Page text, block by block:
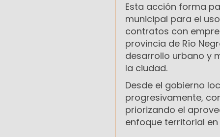
Esta acción forma
municipal para el
contratos con
provincia de Río
desarrollo urbano y
la ciudad.
Desde el gobierno
progresivamente,
priorizando el
enfoque territorial